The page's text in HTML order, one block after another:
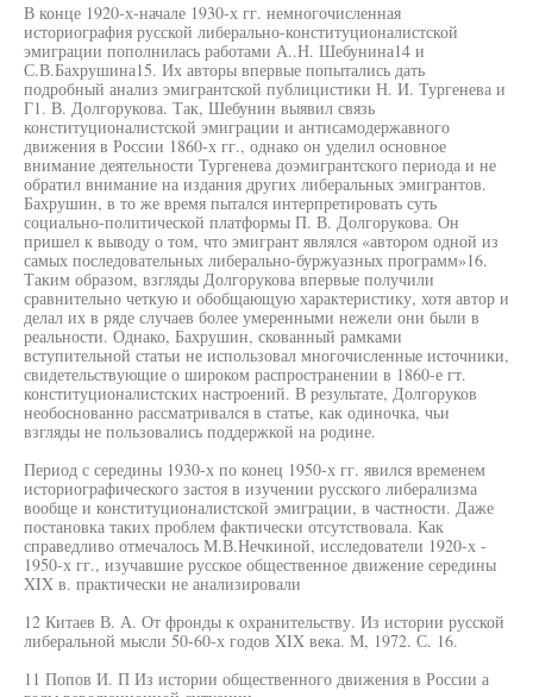
В конце 1920-х-начале 1930-х гг. немногочисленная
историография русской либерально-конституционалистской
эмиграции пополнилась работами А..Н. Шебунина14 и
С.В.Бахрушина15. Их авторы впервые попытались дать
подробный анализ эмигрантской публицистики Н. И. Тургенева и
Г1. В. Долгорукова. Так, Шебунин выявил связь
конституционалистской эмиграции и антисамодержавного
движения в России 1860-х гг., однако он уделил основное
внимание деятельности Тургенева доэмигрантского периода и не
обратил внимание на издания других либеральных эмигрантов.
Бахрушин, в то же время пытался интерпретировать суть
социально-политической платформы П. В. Долгорукова. Он
пришел к выводу о том, что эмигрант являлся «автором одной из
самых последовательных либерально-буржуазных программ»16.
Таким образом, взгляды Долгорукова впервые получили
сравнительно четкую и обобщающую характеристику, хотя автор и
делал их в ряде случаев более умеренными нежели они были в
реальности. Однако, Бахрушин, скованный рамками
вступительной статьи не использовал многочисленные источники,
свидетельствующие о широком распространении в 1860-е гт.
конституционалистских настроений. В результате, Долгоруков
необоснованно рассматривался в статье, как одиночка, чьи
взгляды не пользовались поддержкой на родине.
Период с середины 1930-х по конец 1950-х гг. явился временем
историографического застоя в изучении русского либерализма
вообще и конституционалистской эмиграции, в частности. Даже
постановка таких проблем фактически отсутствовала. Как
справедливо отмечалось М.В.Нечкиной, исследователи 1920-х -
1950-х гг., изучавшие русское общественное движение середины
XIX в. практически не анализировали
12 Китаев В. А. От фронды к охранительству. Из истории русской
либеральной мысли 50-60-х годов XIX века. М, 1972. С. 16.
11 Попов И. П Из истории общественного движения в России а